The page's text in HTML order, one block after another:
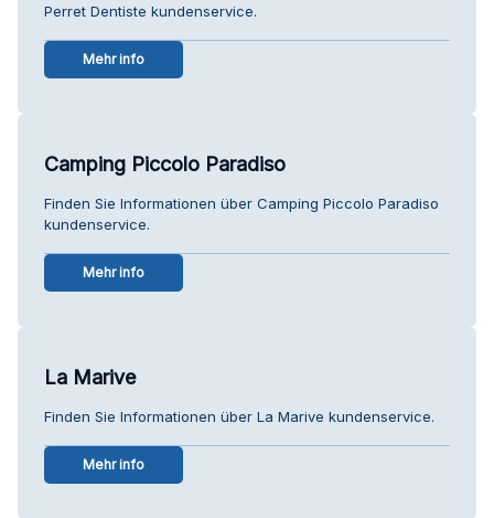
Perret Dentiste kundenservice.
Mehr info
Camping Piccolo Paradiso
Finden Sie Informationen über Camping Piccolo Paradiso
kundenservice.
Mehr info
La Marive
Finden Sie Informationen über La Marive kundenservice.
Mehr info